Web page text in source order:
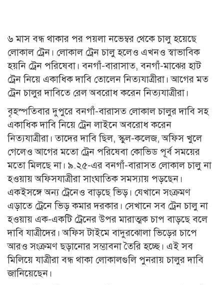
৬ মাস বন্ধ থাকার পর পয়লা নভেম্বর থেকে চালু হয়েছে
লোকাল ট্রেন। লোকাল ট্রেন চালু হলেও এখনও স্বাভাবিক
হয়নি ট্রেন পরিষেবা। বনগাঁ-বারাসাত, বনগাঁ-মাঝের হাট
ট্রেন নিয়ে একাধিক দাবি তোলেন নিত্যযাত্রীরা। আগের মত
ট্রেন চালুর দাবিতে রেল অবরোধ করেন নিত্যযাত্রীরা।
বৃহস্পতিবার দুপুরে বনগাঁ-বারাসত লোকাল চালুর দাবি সহ
একাধিক দাবি নিয়ে ট্রেন লাইনে অবরোধ করেন
নিত্যযাত্রীরা। তাদের দাবি ছিল, স্কুল-কলেজ, অফিস খুলে
গেলেও আগের মতো ট্রেন পরিষেবা কোভিড পূর্ব সময়ের
মতো মিলছে না। ৯.২৫-এর বনগাঁ-বারাসত লোকাল চালু না
হওয়ায় অফিসযাত্রীরা সাংঘাতিক সমস্যায় পড়ছেন।
একইসঙ্গে অন্য ট্রেনেও বাড়ছে ভিড়। যেখানে সংক্রমণ
এড়াতে ট্রেনে ভিড় কমার দরকার। সেখানে সব ট্রেন চালু না
হওয়ায় এক-একটি ট্রেনের উপর মারাত্মক চাপ বাড়ছে বলে
দাবি যাত্রীদের। অফিস টাইমে বাদুরঝোলা ভিড়ের চাপে
আরও সংক্রমণ ছড়ানোর সম্ভাবনা তৈরি হচ্ছে। এই সব
মিলিয়ে যাত্রীরা বন্ধ থাকা লোকালগুলি পুনরায় চালুর দাবি
জানিয়েছেন।